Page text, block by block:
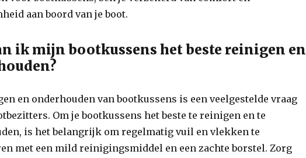
aan boord van je boot.
ik mijn bootkussens het beste reinigen en
en onderhouden van bootkussens is een veelgestelde vraag
Om je bootkussens het beste te reinigen en te
is het belangrijk om regelmatig vuil en vlekken te
met een mild reinigingsmiddel en een zachte borstel. Zorg